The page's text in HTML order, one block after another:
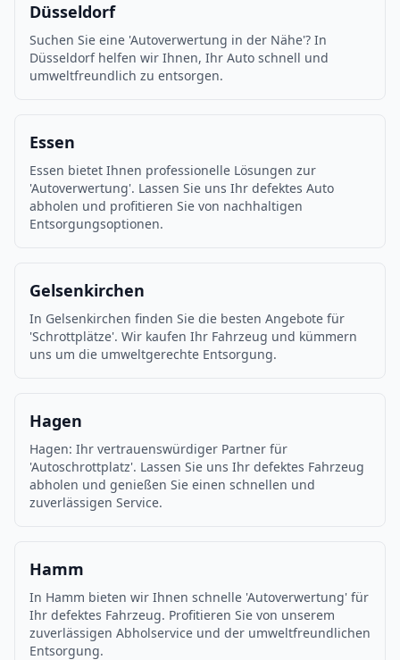
Düsseldorf
Suchen Sie eine 'Autoverwertung in der Nähe'? In
Düsseldorf helfen wir Ihnen, Ihr Auto schnell und
umweltfreundlich zu entsorgen.
Essen
Essen bietet Ihnen professionelle Lösungen zur
'Autoverwertung'. Lassen Sie uns Ihr defektes Auto
abholen und profitieren Sie von nachhaltigen
Entsorgungsoptionen.
Gelsenkirchen
In Gelsenkirchen finden Sie die besten Angebote für
'Schrottplätze'. Wir kaufen Ihr Fahrzeug und kümmern
uns um die umweltgerechte Entsorgung.
Hagen
Hagen: Ihr vertrauenswürdiger Partner für
'Autoschrottplatz'. Lassen Sie uns Ihr defektes Fahrzeug
abholen und genießen Sie einen schnellen und
zuverlässigen Service.
Hamm
In Hamm bieten wir Ihnen schnelle 'Autoverwertung' für
Ihr defektes Fahrzeug. Profitieren Sie von unserem
zuverlässigen Abholservice und der umweltfreundlichen
Entsorgung.